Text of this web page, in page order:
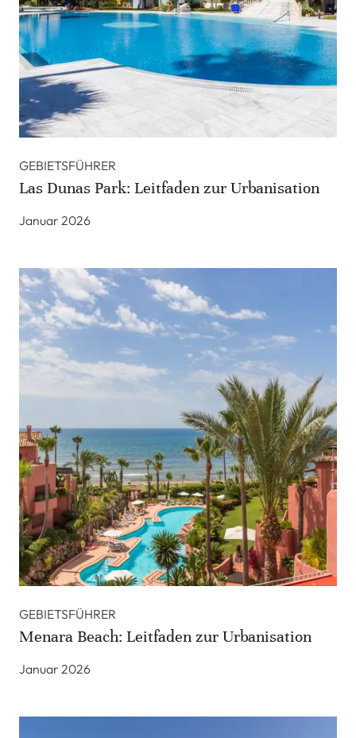
GEBIETSFÜHRER
Las Dunas Park: Leitfaden zur Urbanisation
Januar 2026
GEBIETSFÜHRER
Menara Beach: Leitfaden zur Urbanisation
Januar 2026